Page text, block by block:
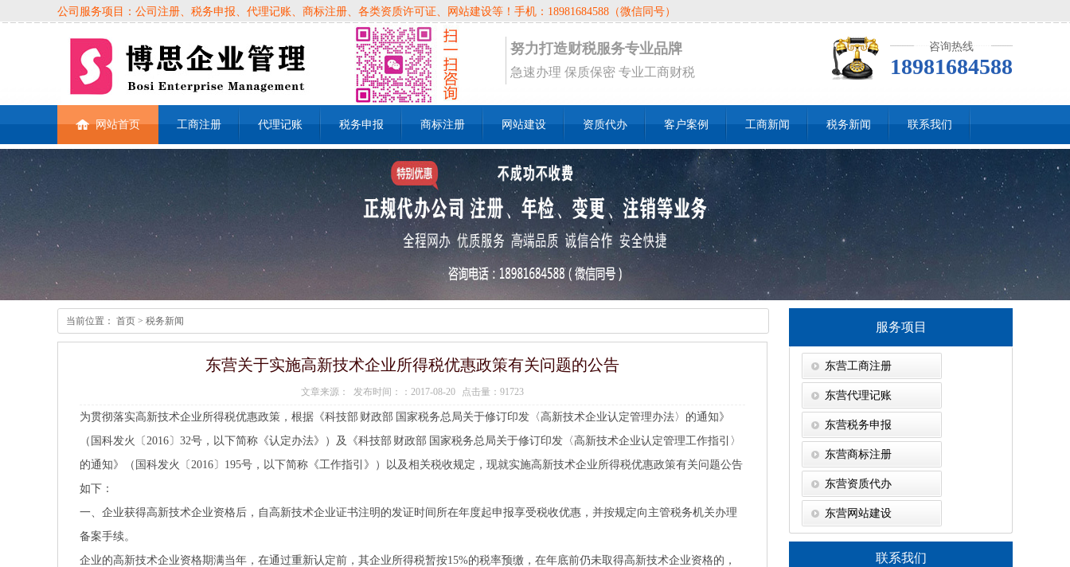
公司服务项目：公司注册、税务申报、代理记账、商标注册、各类资质许可证、网站建设等！手机：18981684588（微信同号）
咨询热线
18981684588
努力打造财税服务专业品牌
急速办理 保质保密 专业工商财税
网站首页 工商注册 代理记账 税务申报 商标注册 网站建设 资质代办 客户案例 工商新闻 税务新闻 联系我们
当前位置： 首页 > 税务新闻
东营关于实施高新技术企业所得税优惠政策有关问题的公告
文章来源： 发布时间：：2017-08-20 点击量：91723
为贯彻落实高新技术企业所得税优惠政策，根据《科技部 财政部 国家税务总局关于修订印发〈高新技术企业认定管理办法〉的通知》
（国科发火〔2016〕32号，以下简称《认定办法》）及《科技部 财政部 国家税务总局关于修订印发〈高新技术企业认定管理工作指引〉
的通知》（国科发火〔2016〕195号，以下简称《工作指引》）以及相关税收规定，现就实施高新技术企业所得税优惠政策有关问题公告
如下：
一、企业获得高新技术企业资格后，自高新技术企业证书注明的发证时间所在年度起申报享受税收优惠，并按规定向主管税务机关办理
备案手续。
企业的高新技术企业资格期满当年，在通过重新认定前，其企业所得税暂按15%的税率预缴，在年底前仍未取得高新技术企业资格的，
服务项目
东营工商注册
东营代理记账
东营税务申报
东营商标注册
东营资质代办
东营网站建设
联系我们